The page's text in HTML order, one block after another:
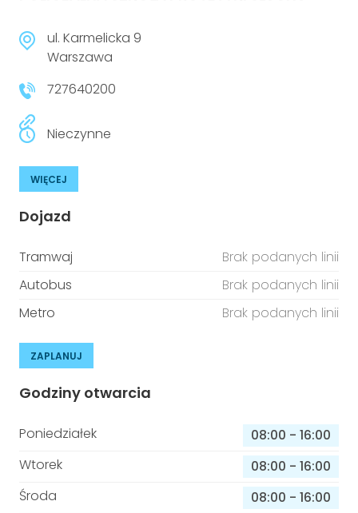
ul. Karmelicka 9
Warszawa
727640200
Nieczynne
WIĘCEJ
Dojazd
Tramwaj
Brak podanych linii
Autobus
Brak podanych linii
Metro
Brak podanych linii
ZAPLANUJ
Godziny otwarcia
Poniedziałek 08:00 - 16:00
Wtorek
08:00 - 16:00
Środa
08:00 - 16:00